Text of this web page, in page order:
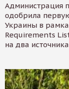
Администрация
одобрила
Украины в
Requirements
на два